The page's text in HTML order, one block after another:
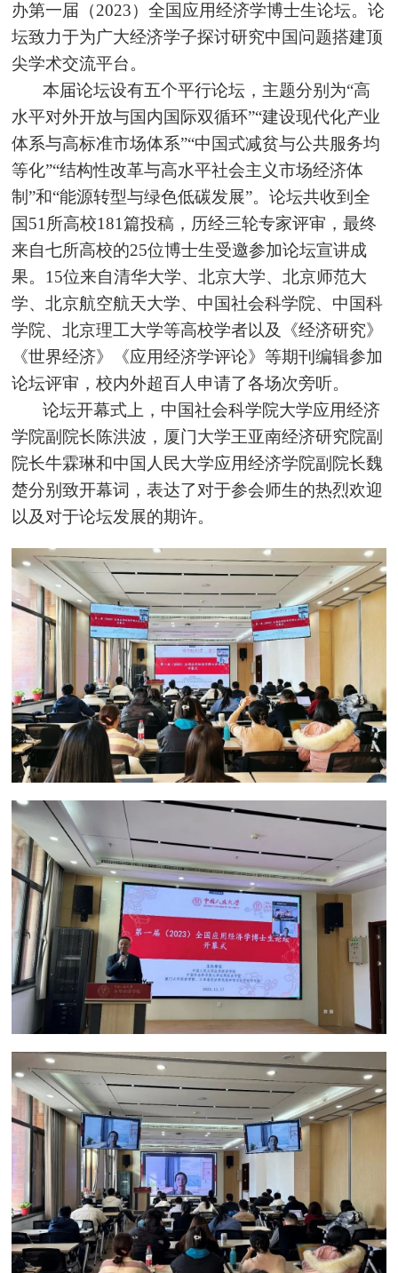
办第一届（2023）全国应用经济学博士生论坛。论
坛致力于为广大经济学子探讨研究中国问题搭建顶
尖学术交流平台。
本届论坛设有五个平行论坛，主题分别为“高
水平对外开放与国内国际双循环”“建设现代化产业
体系与高标准市场体系”“中国式减贫与公共服务均
等化”“结构性改革与高水平社会主义市场经济体
制”和“能源转型与绿色低碳发展”。论坛共收到全
国51所高校181篇投稿，历经三轮专家评审，最终
来自七所高校的25位博士生受邀参加论坛宣讲成
果。15位来自清华大学、北京大学、北京师范大
学、北京航空航天大学、中国社会科学院、中国科
学院、北京理工大学等高校学者以及《经济研究》
《世界经济》《应用经济学评论》等期刊编辑参加
论坛评审，校内外超百人申请了各场次旁听。
论坛开幕式上，中国社会科学院大学应用经济
学院副院长陈洪波，厦门大学王亚南经济研究院副
院长牛霖琳和中国人民大学应用经济学院副院长魏
楚分别致开幕词，表达了对于参会师生的热烈欢迎
以及对于论坛发展的期许。